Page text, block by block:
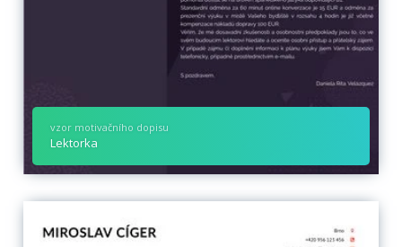
vzor motivačního dopisu
Lektorka